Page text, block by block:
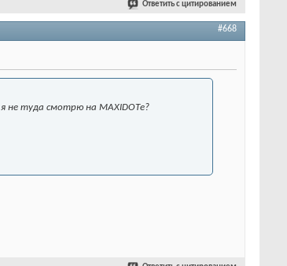
Ответить с цитированием
#668
не туда смотрю на МАXIDOTе?